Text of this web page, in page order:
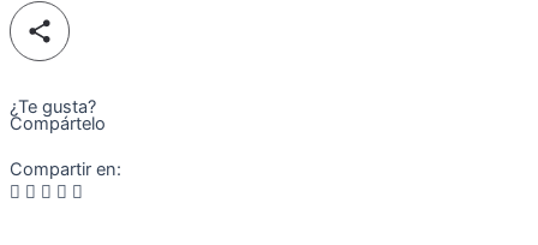
¿Te gusta?
Compártelo
Compartir en: